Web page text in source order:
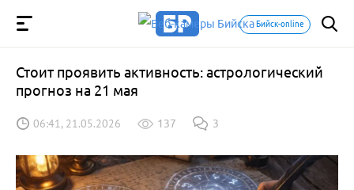
Бийск-online
Стоит проявить активность: астрологический
прогноз на 21 мая
06:41, 21.05.2026 137 3